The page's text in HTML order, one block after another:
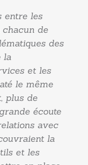
entre les
de
des
la
et les
le même
plus de
écoute
avec
la
et les